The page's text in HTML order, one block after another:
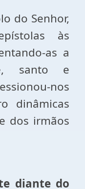
do Senhor,
às
as a
santo e
nos
dinâmicas
dos irmãos
diante do